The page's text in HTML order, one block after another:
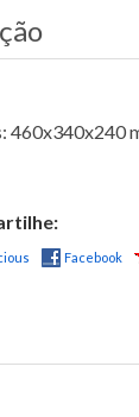
460x340x240
Facebook